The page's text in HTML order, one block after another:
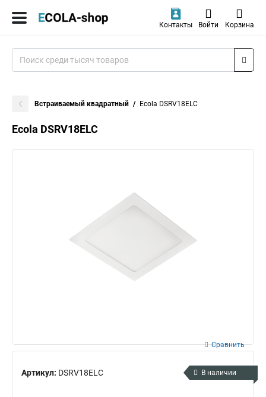
Контакты Войти Корзина
Встраиваемый квадратный Ecola DSRV18ELC
Ecola DSRV18ELC
Артикул: DSRV18ELC
Сравнить
В наличии